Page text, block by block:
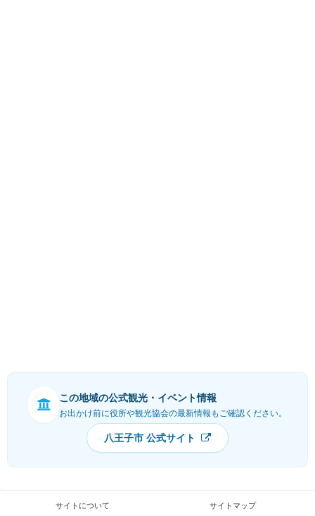
この地域の公式観光・イベント情報
お出かけ前に役所や観光協会の最新情報もご確認ください。
八王子市 公式サイト
サイトについて サイトマップ